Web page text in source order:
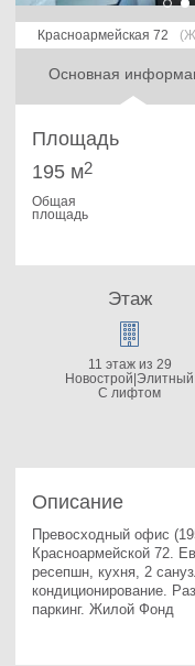
Красноармейская 72
Основная
Площадь
195 м2
Общая
площадь
Описание
Превосходный офис
Красноармейской 72.
ресепшн, кухня, 2
кондиционирование.
паркинг. Жилой Фонд
Этаж
11 этаж из 29
Новострой|Элитный
С лифтом